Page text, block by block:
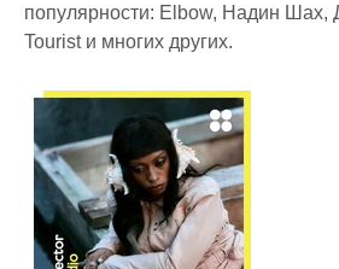
популярности: Elbow, Надин Шах,
Tourist и многих других.